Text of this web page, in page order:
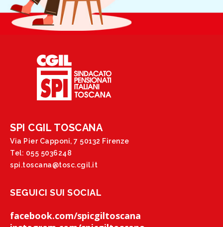
SPI CGIL TOSCANA
Via Pier Capponi, 7 50132 Firenze
Tel: 055 5036248
spi.toscana@tosc.cgil.it
SEGUICI SUI SOCIAL
facebook.com/spicgiltoscana